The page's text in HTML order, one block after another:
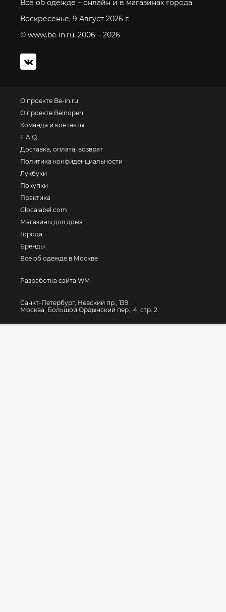
Все об одежде – онлайн и в магазинах города
Воскресенье, 9 Август 2026 г.
© www.be-in.ru. 2006 – 2026
О проекте Be-in.ru
О проекте Beinopen
Команда и контакты
F.A.Q.
Доставка, оплата, возврат
Политика конфиденциальности
Лукбуки
Покупки
Практика
Glocalabel.com
Магазины для дома
Города
Бренды
Все об одежде в Москве
Разработка сайта WM
Санкт-Петербург, Невский пр., 139
Москва, Большой Ордынский пер., 4, стр. 2